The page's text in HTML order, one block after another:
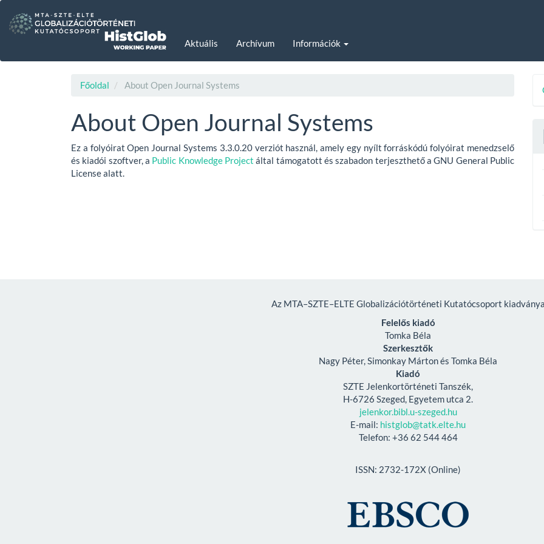
Navigation
Main
Aktuális Archívum Információk
Főoldal About Open Journal Systems
About Open Journal Systems
Ez a folyóirat Open Journal Systems 3.3.0.20 verziót használ, amely egy nyílt forráskódú folyóirat menedzselő
és kiadói szoftver, a Public Knowledge Project által támogatott és szabadon terjeszthető a GNU General Public
License alatt.
Az MTA–SZTE–ELTE Globalizációtörténeti Kutatócsoport
Felelős kiadó
Tomka Béla
Szerkesztők
Nagy Péter, Simonkay Márton és Tomka Béla
Kiadó
SZTE Jelenkortörténeti Tanszék,
H-6726 Szeged, Egyetem utca 2.
jelenkor.bibl.u-szeged.hu
E-mail: histglob@tatk.elte.hu
Telefon: +36 62 544 464
ISSN: 2732-172X (Online)